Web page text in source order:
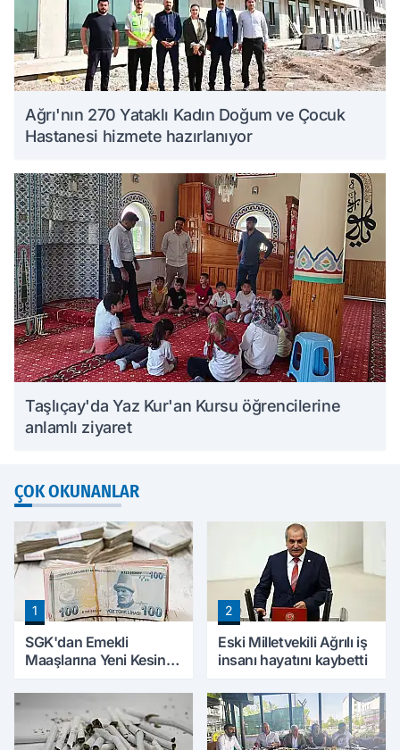
Ağrı'nın 270 Yataklı Kadın Doğum ve Çocuk
Hastanesi hizmete hazırlanıyor
Taşlıçay'da Yaz Kur'an Kursu öğrencilerine
anlamlı ziyaret
ÇOK OKUNANLAR
1
SGK'dan Emekli
Maaşlarına Yeni Kesinti
Borçları Aylıklardan
Tahsil Edilecek
2
Eski Milletvekili Ağrılı iş
insanı hayatını kaybetti